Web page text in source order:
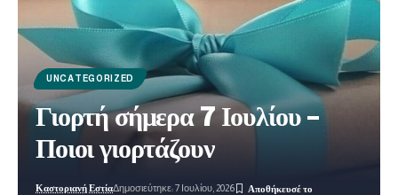
UNCATEGORIZED
Γιορτή σήμερα 7 Ιουλίου –
Ποιοι γιορτάζουν
Καστοριανή ΕστίαΔημοσιεύτηκε: 7 Ιουλίου, 2026